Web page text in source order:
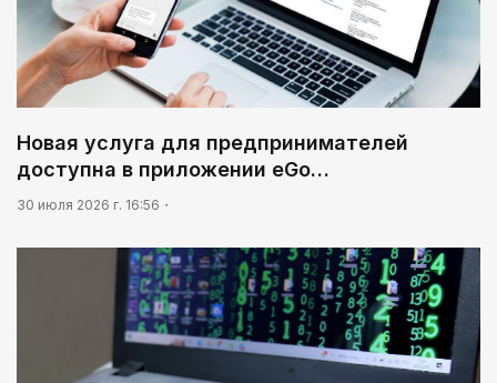
Новая услуга для предпринимателей
доступна в приложении eGo…
30 июля 2026 г. 16:56